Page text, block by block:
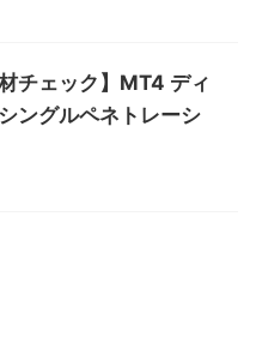
チェック】MT4 ディ
ングルペネトレーシ